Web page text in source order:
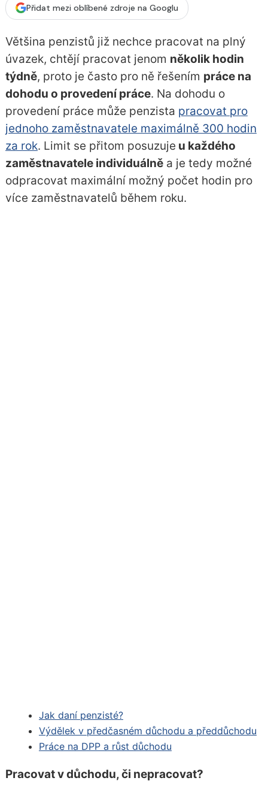
Přidat mezi oblíbené zdroje na Googlu
Většina penzistů již nechce pracovat na plný
úvazek, chtějí pracovat jenom několik hodin
týdně, proto je často pro ně řešením práce na
dohodu o provedení práce. Na dohodu o
provedení práce může penzista pracovat pro
jednoho zaměstnavatele maximálně 300 hodin
za rok. Limit se přitom posuzuje u každého
zaměstnavatele individuálněa je tedy možné
odpracovat maximální možný počet hodin pro
více zaměstnavatelů během roku.
Jak daní penzisté?
Výdělek v předčasném důchodu a předdůchodu
Práce na DPP a růst důchodu
Pracovat v důchodu, či nepracovat?